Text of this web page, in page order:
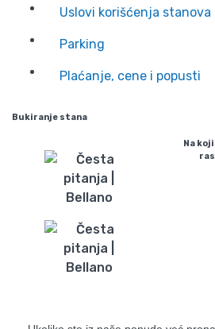
Uslovi korišćenja stanova
Parking
Plaćanje, cene i popusti
Bukiranje stana
Na